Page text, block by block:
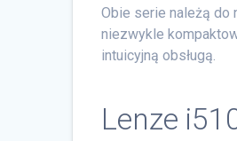
Obie serie należą do
niezwykle
intuicyjną obsługą.
Lenze